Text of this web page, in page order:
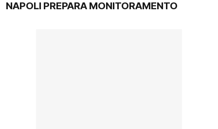
NAPOLI PREPARA MONITORAMENTO